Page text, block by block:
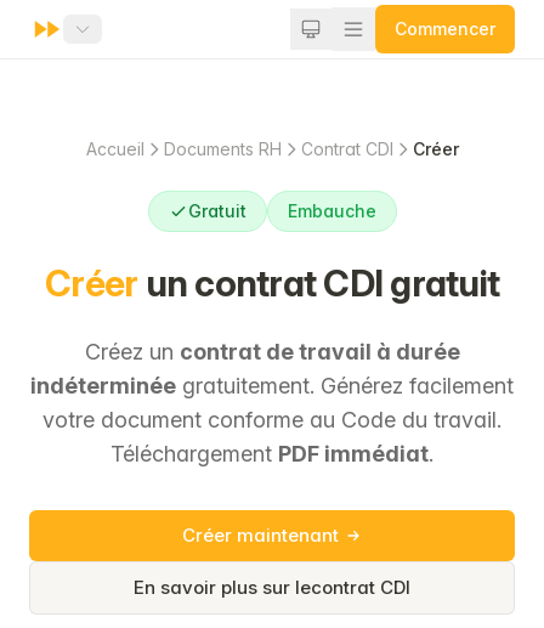
Commencer
Accueil Documents RH Contrat CDI Créer
Gratuit Embauche
Créer un contrat CDI gratuit
Créez un contrat de travail à durée
indéterminée gratuitement. Générez facilement
votre document conforme au Code du travail.
Téléchargement PDF immédiat.
Créer maintenant
En savoir plus sur lecontrat CDI